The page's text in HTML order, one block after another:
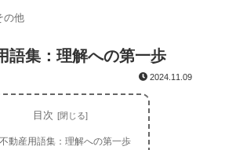
の他
語集：理解への第一歩
2024.11.09
目次
不動産用語集：理解への第一歩